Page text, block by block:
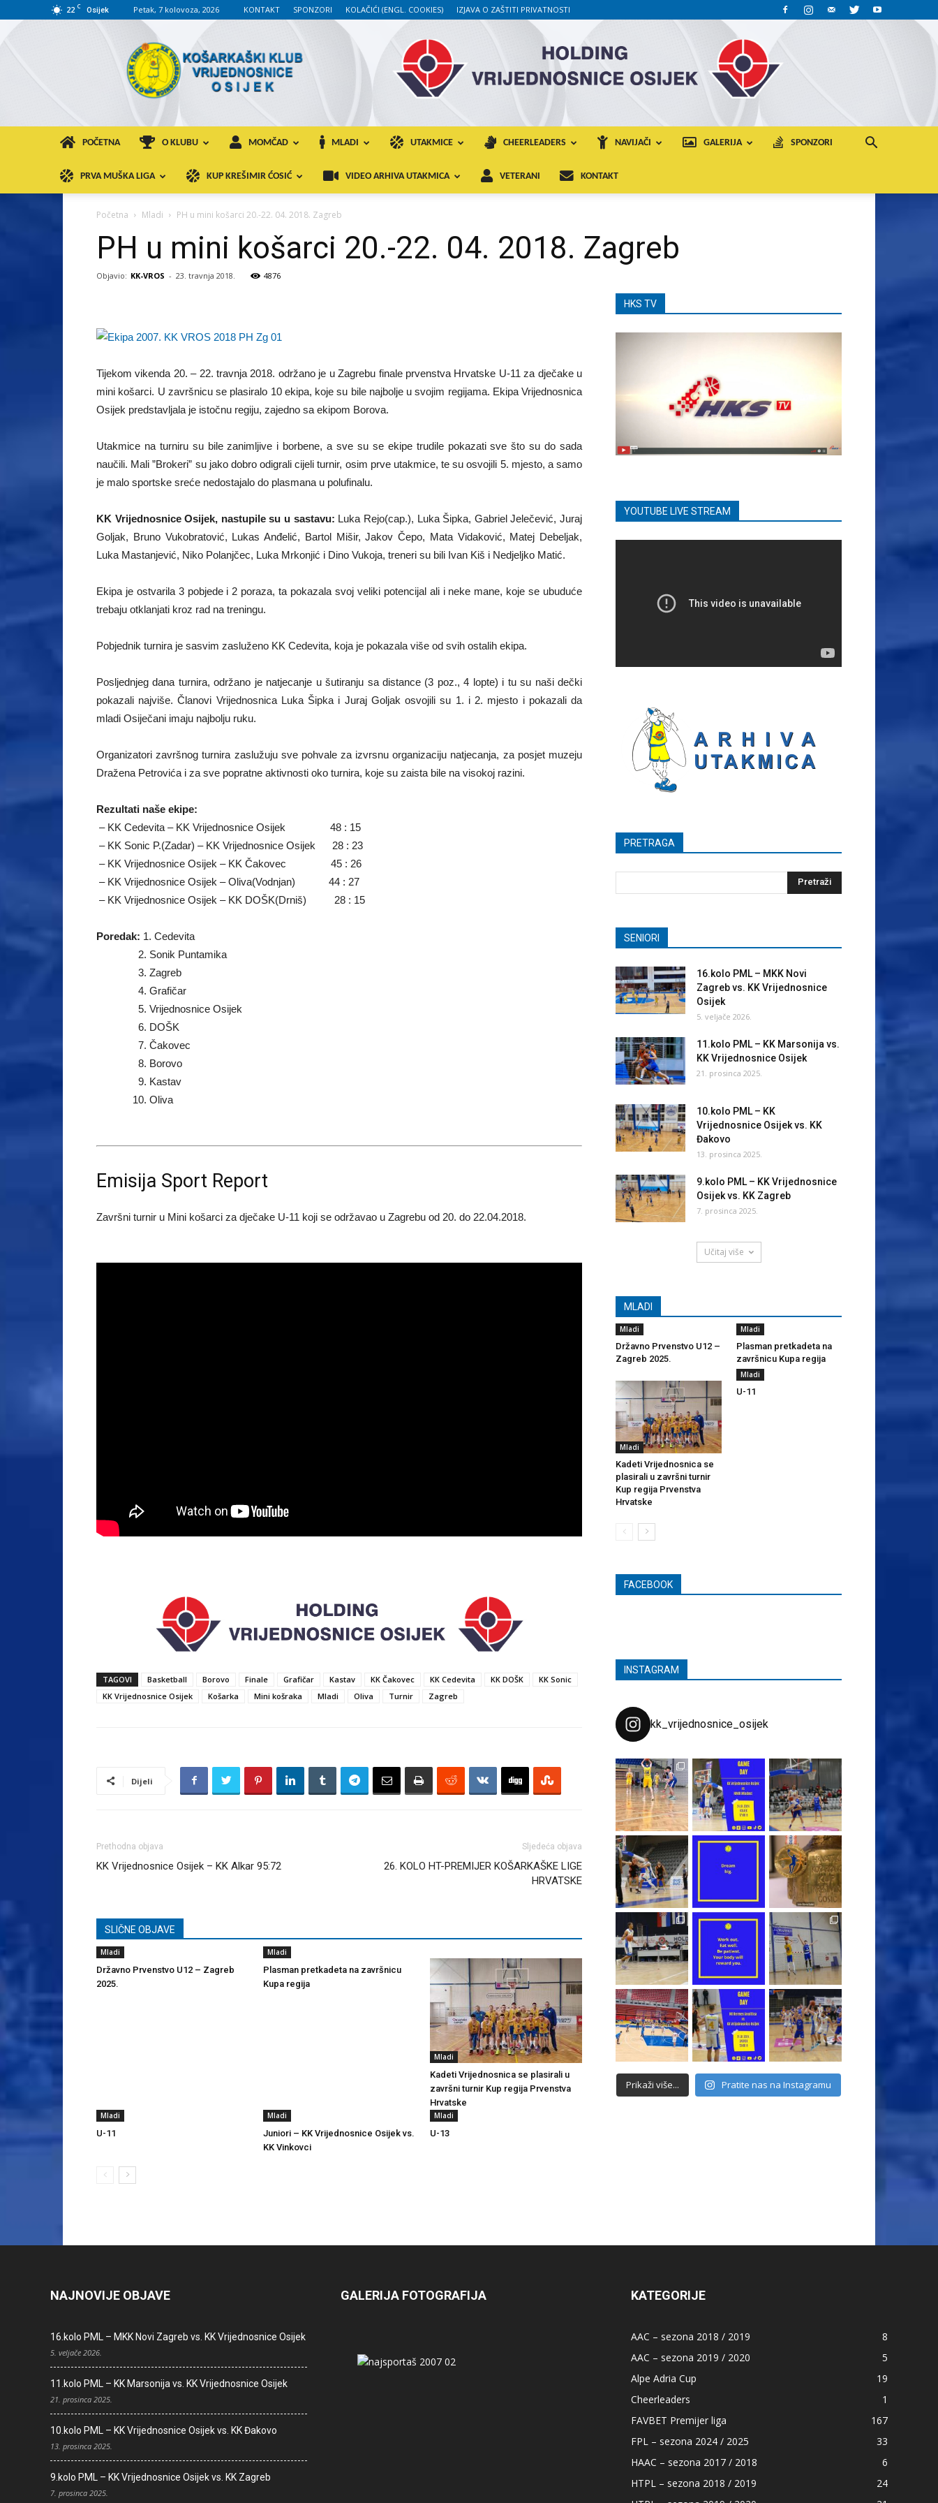
22 C Osijek Petak, 7 kolovoza, 2026 KONTAKT SPONZORI KOLAČIĆI (ENGL. COOKIES) IZJAVA O ZAŠTITI PRIVATNOSTI
KK
VROS
POČETNA O KLUBU MOMČAD MLADI UTAKMICE CHEERLEADERS NAVIJAČI GALERIJA SPONZORI
PRVA MUŠKA LIGA KUP KREŠIMIR ĆOSIĆ VIDEO ARHIVA UTAKMICA VETERANI KONTAKT
Početna Mladi PH u mini košarci 20.-22. 04. 2018. Zagreb
PH u mini košarci 20.-22. 04. 2018. Zagreb
Objavio: KK-VROS - 23. travnja 2018. 4876
Tijekom vikenda 20. – 22. travnja 2018. održano je u Zagrebu finale prvenstva Hrvatske U-11 za dječake u
mini košarci. U završnicu se plasiralo 10 ekipa, koje su bile najbolje u svojim regijama. Ekipa Vrijednosnica
Osijek predstavljala je istočnu regiju, zajedno sa ekipom Borova.
Utakmice na turniru su bile zanimljive i borbene, a sve su se ekipe trudile pokazati sve što su do sada
naučili. Mali ”Brokeri” su jako dobro odigrali cijeli turnir, osim prve utakmice, te su osvojili 5. mjesto, a samo
je malo sportske sreće nedostajalo do plasmana u polufinalu.
KK Vrijednosnice Osijek, nastupile su u sastavu: Luka Rejo(cap.), Luka Šipka, Gabriel Jelečević, Juraj
Goljak, Bruno Vukobratović, Lukas Anđelić, Bartol Mišir, Jakov Čepo, Mata Vidaković, Matej Debeljak,
Luka Mastanjević, Niko Polanjčec, Luka Mrkonjić i Dino Vukoja, treneri su bili Ivan Kiš i Nedjeljko Matić.
Ekipa je ostvarila 3 pobjede i 2 poraza, ta pokazala svoj veliki potencijal ali i neke mane, koje se ubuduće
trebaju otklanjati kroz rad na treningu.
Pobjednik turnira je sasvim zasluženo KK Cedevita, koja je pokazala više od svih ostalih ekipa.
Posljednjeg dana turnira, održano je natjecanje u šutiranju sa distance (3 poz., 4 lopte) i tu su naši dečki
pokazali najviše. Članovi Vrijednosnica Luka Šipka i Juraj Goljak osvojili su 1. i 2. mjesto i pokazali da
mladi Osiječani imaju najbolju ruku.
Organizatori završnog turnira zaslužuju sve pohvale za izvrsnu organizaciju natjecanja, za posjet muzeju
Dražena Petrovića i za sve popratne aktivnosti oko turnira, koje su zaista bile na visokoj razini.
Rezultati naše ekipe:
– KK Cedevita – KK Vrijednosnice Osijek 48 : 15
– KK Sonic P.(Zadar) – KK Vrijednosnice Osijek 28 : 23
– KK Vrijednosnice Osijek – KK Čakovec 45 : 26
– KK Vrijednosnice Osijek – Oliva(Vodnjan) 44 : 27
– KK Vrijednosnice Osijek – KK DOŠK(Drniš) 28 : 15
Poredak: 1. Cedevita
2. Sonik Puntamika
3. Zagreb
4. Grafičar
5. Vrijednosnice Osijek
6. DOŠK
7. Čakovec
8. Borovo
9. Kastav
10. Oliva
Emisija Sport Report
Završni turnir u Mini košarci za dječake U-11 koji se održavao u Zagrebu od 20. do 22.04.2018.
TAGOVI Basketball Borovo Finale Grafičar Kastav KK Čakovec KK Cedevita KK DOŠK
KK Sonic
KK Vrijednosnice Osijek
Košarka Mini košraka Mladi Oliva Turnir Zagreb
Dijeli
Prethodna objava
KK Vrijednosnice Osijek – KK Alkar 95:72
Sljedeća objava
26. KOLO HT-PREMIJER KOŠARKAŠKE LIGE
HRVATSKE
SLIČNE OBJAVE
Mladi
Državno Prvenstvo U12 – Zagreb
2025.
Mladi
Plasman pretkadeta na završnicu
Kupa regija
Mladi
Kadeti Vrijednosnica se plasirali u
završni turnir Kup regija Prvenstva
Hrvatske
Mladi
U-11
Mladi
Juniori – KK Vrijednosnice Osijek vs.
KK Vinkovci
Mladi
U-13
HKS TV
YOUTUBE LIVE STREAM
PRETRAGA
SENIORI
16.kolo PML – MKK Novi
Zagreb vs. KK Vrijednosnice
Osijek
5. veljače 2026.
11.kolo PML – KK Marsonija vs.
KK Vrijednosnice Osijek
21. prosinca 2025.
10.kolo PML – KK
Vrijednosnice Osijek vs. KK
Đakovo
13. prosinca 2025.
9.kolo PML – KK Vrijednosnice
Osijek vs. KK Zagreb
7. prosinca 2025.
Učitaj više
MLADI
Mladi
Državno Prvenstvo U12 –
Zagreb 2025.
Mladi
Plasman pretkadeta na
završnicu Kupa regija
Mladi
Kadeti Vrijednosnica se
plasirali u završni turnir
Kup regija Prvenstva
Hrvatske
Mladi
U-11
FACEBOOK
INSTAGRAM
kk_vrijednosnice_osijek
Prikaži više... Pratite nas na Instagramu
NAJNOVIJE OBJAVE
16.kolo PML – MKK Novi Zagreb vs. KK Vrijednosnice Osijek
5. veljače 2026.
11.kolo PML – KK Marsonija vs. KK Vrijednosnice Osijek
21. prosinca 2025.
10.kolo PML – KK Vrijednosnice Osijek vs. KK Đakovo
13. prosinca 2025.
9.kolo PML – KK Vrijednosnice Osijek vs. KK Zagreb
7. prosinca 2025.
GALERIJA FOTOGRAFIJA KATEGORIJE
AAC – sezona 2018 / 2019
8
AAC – sezona 2019 / 2020
5
Alpe Adria Cup
19
Cheerleaders
1
FAVBET Premijer liga
167
FPL – sezona 2024 / 2025
33
HAAC – sezona 2017 / 2018
6
HTPL – sezona 2018 / 2019
24